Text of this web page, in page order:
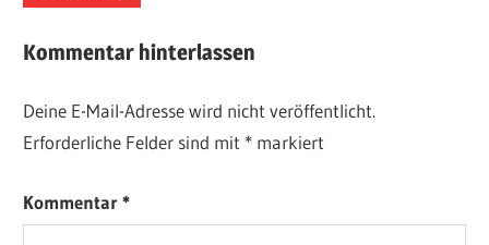
Kommentar hinterlassen
Deine E-Mail-Adresse wird nicht veröffentlicht.
Erforderliche Felder sind mit * markiert
Kommentar*